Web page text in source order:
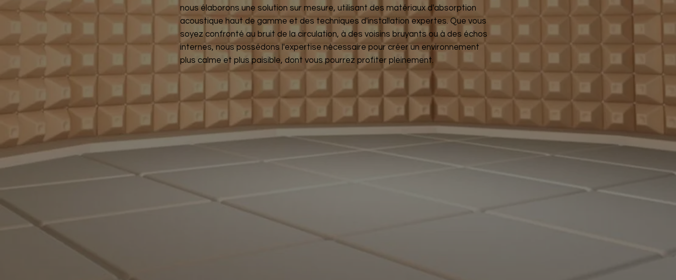
nous élaborons une solution sur mesure, utilisant des matériaux d'absorption
acoustique haut de gamme et des techniques d'installation expertes. Que vous
soyez confronté au bruit de la circulation, à des voisins bruyants ou à des échos
internes, nous possédons l'expertise nécessaire pour créer un environnement
plus calme et plus paisible, dont vous pourrez profiter pleinement.